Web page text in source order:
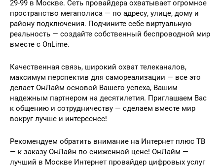
29-99 в Москве. Сеть провайдера охватывает огромное
пространство мегаполиса — по адресу, улице, дому и
району подключения. Подчините себе виртуальную
реальность — создайте собственный беспроводной мир
вместе с OnLime.
Качественная связь, широкий охват телеканалов,
максимум перспектив для самореализации — все это
делает ОнЛайм основой Вашего успеха, Вашим
надежным партнером на десятилетия. Приглашаем Вас
к общению и сотрудничеству — сделаем вместе мир
вокруг лучше и интереснее!
Рекомендуем обратить внимание на Интернет плюс ТВ
— к заказу ОнЛайн по сниженной цене! ОнЛайм —
лучший в Москве Интернет провайдер цифровых услуг